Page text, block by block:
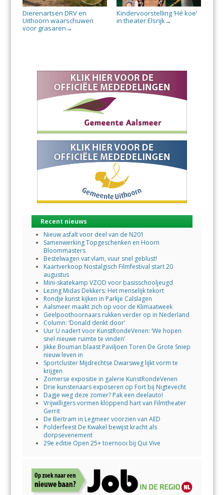
Dierenartsen DRV en
Uithoorn waarschuwen
voor grasaren →
Kindervoorstelling ‘Hé koe’
in theater Elsrijk→
Recent nieuws
Nieuw asfalt voor deel van de N201
Samenwerking Topgeschenken en Hoorn
Bloommasters
Bestelwagen vat vlam, vuur snel geblust!
Kaartverkoop Nostalgisch Filmfestival start 20
augustus
Mini-skatekamp VZOD voor basisschooljeugd
Lezing Midas Dekkers: Het menselijk tekort
Rondje kunst kijken in Parkje Calslagen
Aalsmeer maakt zich op voor de Klimaatweek
Geelpoothoornaars rukken verder op in Nederland
Column: ‘Donald denkt door’
Uur U nadert voor KunstRondeVenen: ‘We hopen
snel nieuwe ruimte te vinden’
Jikke Bouman blaast Paviljoen Toren De Grote Sniep
nieuw leven in
Sportcluster Mijdrechtse Dwarsweg lijkt vorm te
krijgen
Zomerse expositie in galerie KunstRondeVenen
Drie kunstenaars exposeren op Fort bij Nigtevecht
Dagje weg deze zomer? Pak een deelauto!
Vrijwilligers vormen kloppend hart van Filmtheater
Gerrit
De Bertram in Legmeer voorzien van AED
Polderfeest De Kwakel bewijst kracht als
dorpsevenement
29e editie Open 25+ toernooi bij Qui Vive